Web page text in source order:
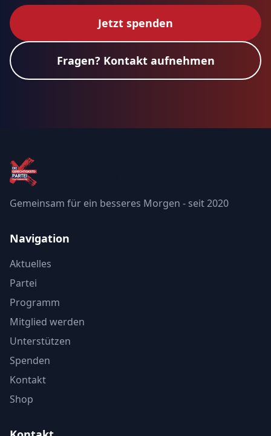
Jetzt spenden
Fragen? Kontakt aufnehmen
Gemeinsam für ein besseres Morgen - seit 2020
Navigation
Aktuelles
Partei
Programm
Mitglied werden
Unterstützen
Spenden
Kontakt
Shop